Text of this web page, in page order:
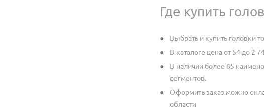
Где купить
Выбрать и купить головки
В каталоге цена от 54 до 2
В наличии более 65
сегментов.
Оформить заказ можно
области